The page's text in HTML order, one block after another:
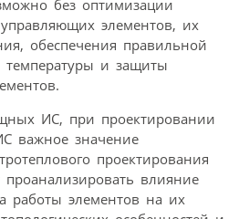
без оптимизации
элементов, их
обеспечения правильной
температуры и защиты
ИС, при проектировании
важное значение
проектирования
проанализировать влияние
работы элементов на их